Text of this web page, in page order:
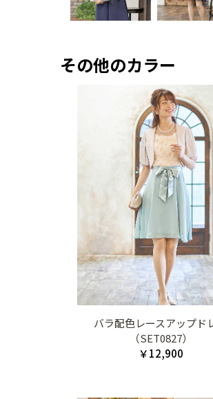
その他のカラー
バラ配色レースアップド
（SET0827）
￥12,900